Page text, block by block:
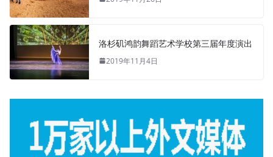
洛杉矶鸿韵舞蹈艺术学校第三届年度演出
2019年11月4日